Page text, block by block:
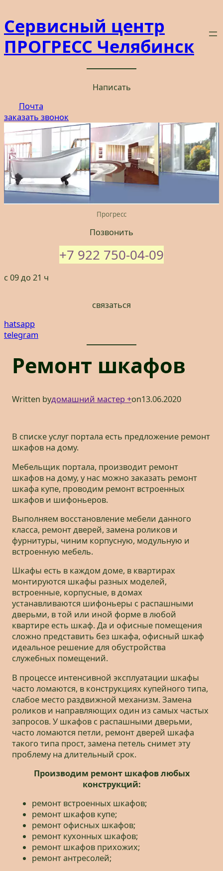
к
содержимому
Сервисный центр
ПРОГРЕСС Челябинск
Написать
Почта
заказать звонок
Прогресс
Позвонить
+7 922 750-04-09
с 09 до 21 ч
связаться
hatsapp
telegram
Ремонт шкафов
Written byдомашний мастер +on13.06.2020
В списке услуг портала есть предложение ремонт
шкафов на дому.
Мебельщик портала, производит ремонт
шкафов на дому, у нас можно заказать ремонт
шкафа купе, проводим ремонт встроенных
шкафов и шифоньеров.
Выполняем восстановление мебели данного
класса, ремонт дверей, замена роликов и
фурнитуры, чиним корпусную, модульную и
встроенную мебель.
Шкафы есть в каждом доме, в квартирах
монтируются шкафы разных моделей,
встроенные, корпусные, в домах
устанавливаются шифоньеры с распашными
дверьми, в той или иной форме в любой
квартире есть шкаф. Да и офисные помещения
сложно представить без шкафа, офисный шкаф
идеальное решение для обустройства
служебных помещений.
В процессе интенсивной эксплуатации шкафы
часто ломаются, в конструкциях купейного типа,
слабое место раздвижной механизм. Замена
роликов и направляющих один из самых частых
запросов. У шкафов с распашными дверьми,
часто ломаются петли, ремонт дверей шкафа
такого типа прост, замена петель снимет эту
проблему на длительный срок.
Производим ремонт шкафов любых
конструкций:
ремонт встроенных шкафов;
ремонт шкафов купе;
ремонт офисных шкафов;
ремонт кухонных шкафов;
ремонт шкафов прихожих;
ремонт антресолей;